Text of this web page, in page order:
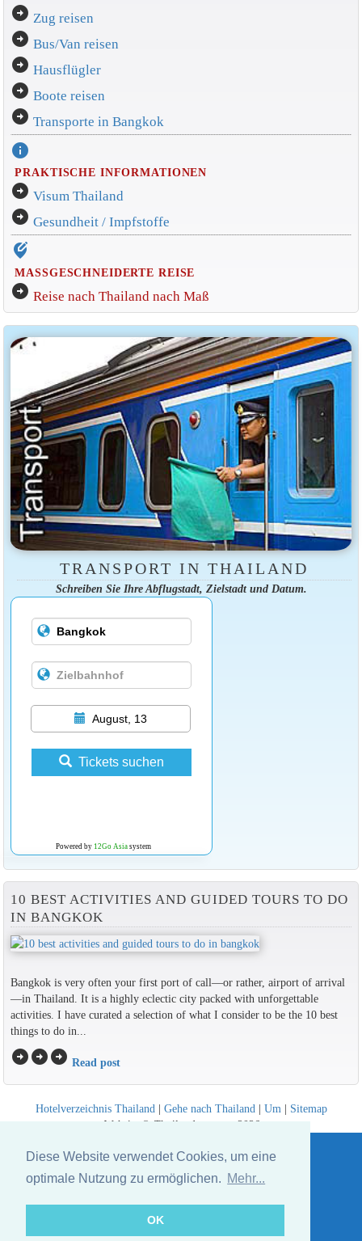
Diese Website verwendet Cookies, um eine
optimale Nutzung zu ermöglichen. Mehr...
OK
arrow_circle_right Zug reisen
arrow_circle_right Bus/Van reisen
arrow_circle_right Hausflügler
arrow_circle_right Boote reisen
arrow_circle_right Transporte in Bangkok
info
PRAKTISCHE INFORMATIONEN
arrow_circle_right Visum Thailand
arrow_circle_right Gesundheit / Impfstoffe
edit_location_alt
MASSGESCHNEIDERTE REISE
arrow_circle_right Reise nach Thailand nach Maß
TRANSPORT IN THAILAND
Schreiben Sie Ihre Abflugstadt, Zielstadt und Datum.
August, 13
Tickets suchen
Powered by 12Go Asiasystem
10 BEST ACTIVITIES AND GUIDED TOURS TO DO
IN BANGKOK
Bangkok is very often your first port of call—or rather, airport of arrival
—in Thailand. It is a highly eclectic city packed with unforgettable
activities. I have curated a selection of what I consider to be the 10 best
things to do in...
arrow_circle_rightarrow_circle_rightarrow_circle_right Read post
Hotelverzeichnis Thailand | Gehe nach Thailand | Um | Sitemap
Website © Thailandee.com - 2026